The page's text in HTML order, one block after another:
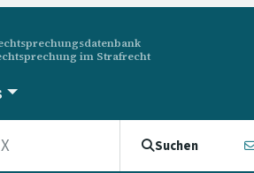
im Strafrecht
Suchen